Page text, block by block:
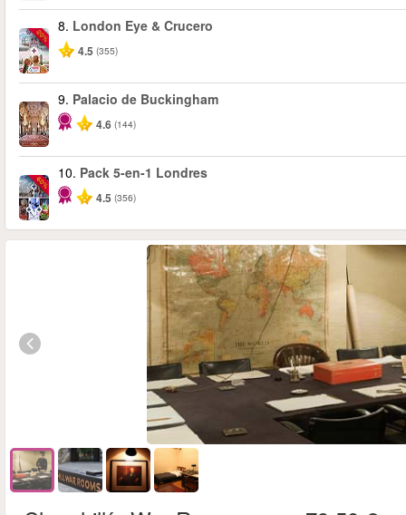
-20%
8. London Eye & Crucero
4.5 (355)
9. Palacio de Buckingham
4.6 (144)
-60%
10. Pack 5-en-1 Londres
4.5 (356)